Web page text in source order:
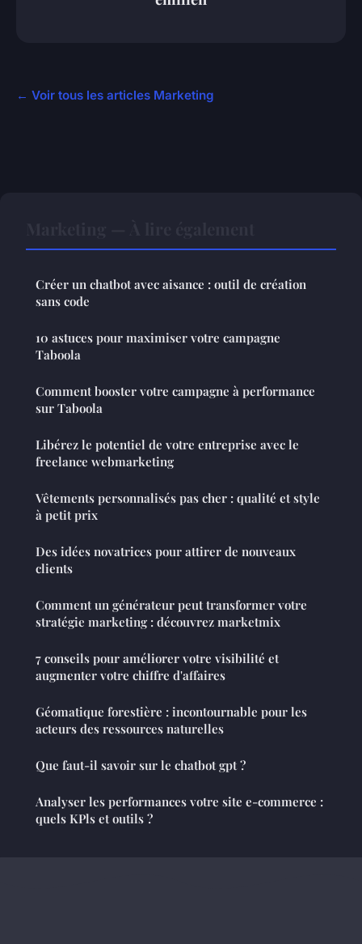
← Voir tous les articles Marketing
Créer un chatbot avec aisance : outil de création
sans code
10 astuces pour maximiser votre campagne
Taboola
Comment booster votre campagne à performance
sur Taboola
Libérez le potentiel de votre entreprise avec le
freelance webmarketing
Vêtements personnalisés pas cher : qualité et style
à petit prix
Des idées novatrices pour attirer de nouveaux
clients
Comment un générateur peut transformer votre
stratégie marketing : découvrez marketmix
7 conseils pour améliorer votre visibilité et
augmenter votre chiffre d'affaires
Géomatique forestière : incontournable pour les
acteurs des ressources naturelles
Que faut-il savoir sur le chatbot gpt ?
Analyser les performances votre site e-commerce :
quels KPls et outils ?